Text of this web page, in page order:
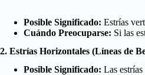
Posible Significado: Estrías
Cuándo Preocuparse: Si las
2. Estrías Horizontales (Líneas de
Posible Significado: Las